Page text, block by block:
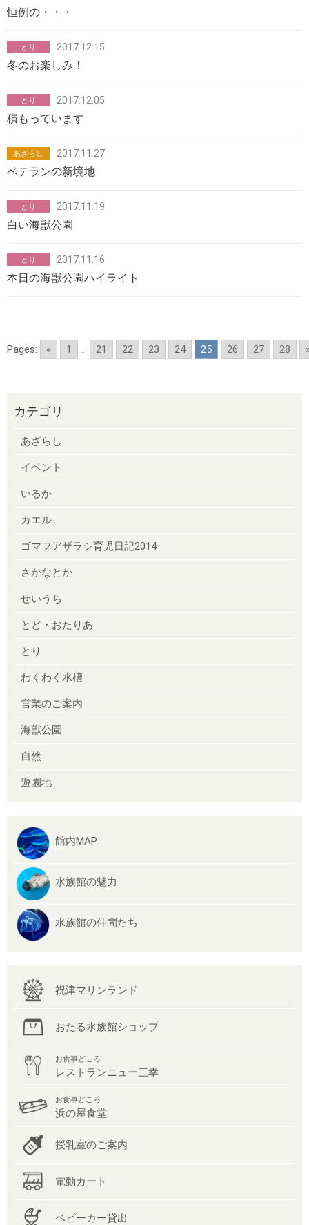
恒例の・・・
とり 2017.12.15
冬のお楽しみ！
とり 2017.12.05
積もっています
あざらし 2017.11.27
ベテランの新境地
とり 2017.11.19
白い海獣公園
とり 2017.11.16
本日の海獣公園ハイライト
Pages: « 1 ... 21 22 23 24 25 26 27 28
カテゴリ
あざらし
イベント
いるか
カエル
ゴマフアザラシ育児日記2014
さかなとか
せいうち
とど・おたりあ
とり
わくわく水槽
営業のご案内
海獣公園
自然
遊園地
館内MAP
水族館の魅力
水族館の仲間たち
祝津マリンランド
おたる水族館ショップ
お食事どころ
レストランニュー三幸
お食事どころ
浜の屋食堂
授乳室のご案内
電動カート
ベビーカー貸出